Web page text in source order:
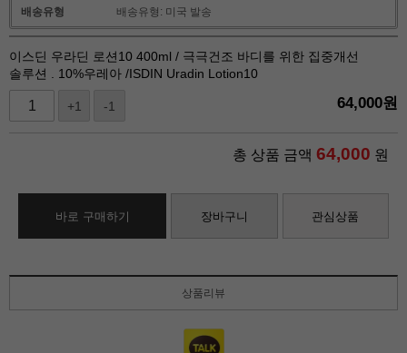
배송유형
배송유형: 미국 발송
이스딘 우라딘 로션10 400ml / 극극건조 바디를 위한 집중개선
솔루션 . 10%우레아 /ISDIN Uradin Lotion10
+1 -1 64,000원
총 상품 금액 64,000 원
바로 구매하기 장바구니 관심상품
상품리뷰